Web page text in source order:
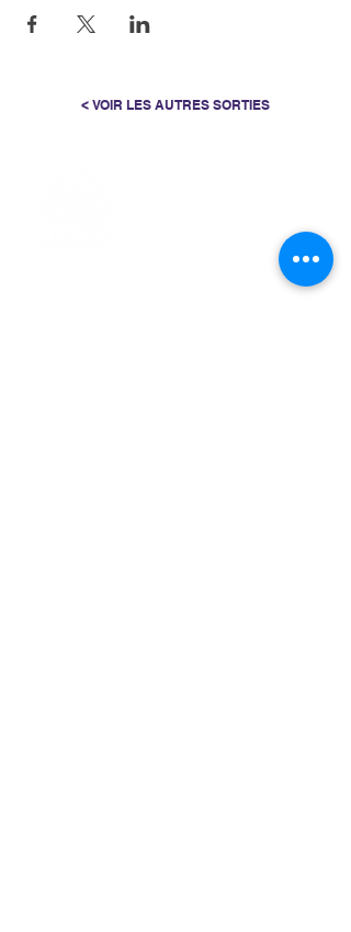
< VOIR LES AUTRES SORTIES